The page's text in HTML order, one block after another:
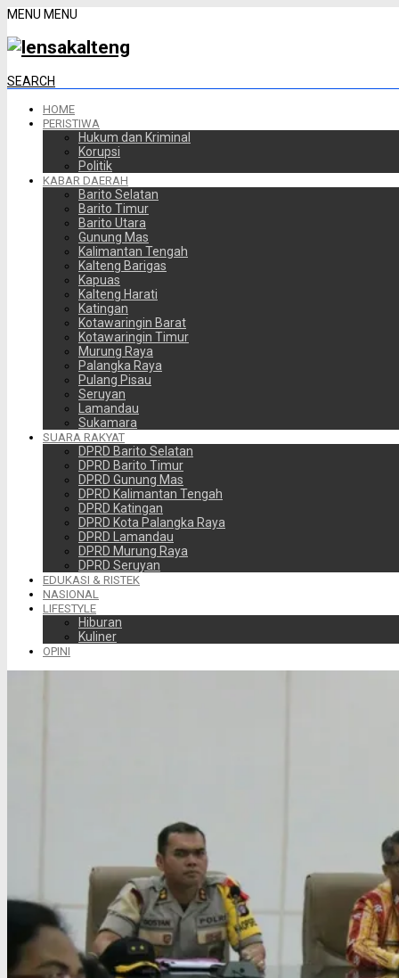
MENU MENU
SEARCH
HOME
PERISTIWA
Hukum dan Kriminal
Korupsi
Politik
KABAR DAERAH
Barito Selatan
Barito Timur
Barito Utara
Gunung Mas
Kalimantan Tengah
Kalteng Barigas
Kapuas
Kalteng Harati
Katingan
Kotawaringin Barat
Kotawaringin Timur
Murung Raya
Palangka Raya
Pulang Pisau
Seruyan
Lamandau
Sukamara
SUARA RAKYAT
DPRD Barito Selatan
DPRD Barito Timur
DPRD Gunung Mas
DPRD Kalimantan Tengah
DPRD Katingan
DPRD Kota Palangka Raya
DPRD Lamandau
DPRD Murung Raya
DPRD Seruyan
EDUKASI & RISTEK
NASIONAL
LIFESTYLE
Hiburan
Kuliner
OPINI